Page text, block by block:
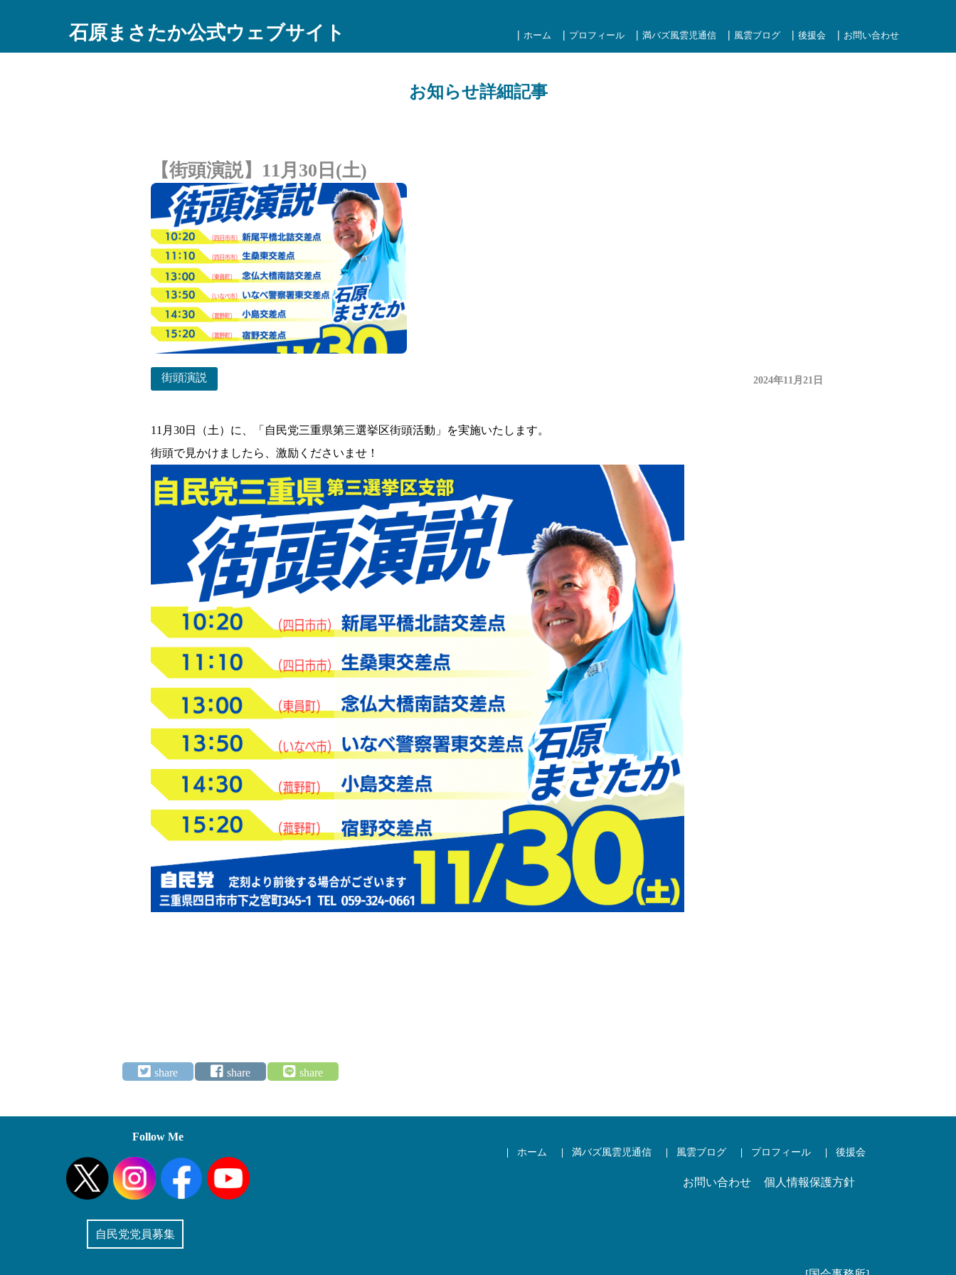
石原まさたか公式ウェブサイト ホーム プロフィール 満バズ風雲児通信 風雲ブログ 後援会 お問い合わせ
お知らせ詳細記事
【街頭演説】11月30日(土)
街頭演説 2024年11月21日
11月30日（土）に、「自民党三重県第三選挙区街頭活動」を実施いたします。
街頭で見かけましたら、激励くださいませ！
Follow Me
ホーム 満バズ風雲児通信 風雲ブログ プロフィール 後援会
お問い合わせ 個人情報保護方針
自民党党員募集